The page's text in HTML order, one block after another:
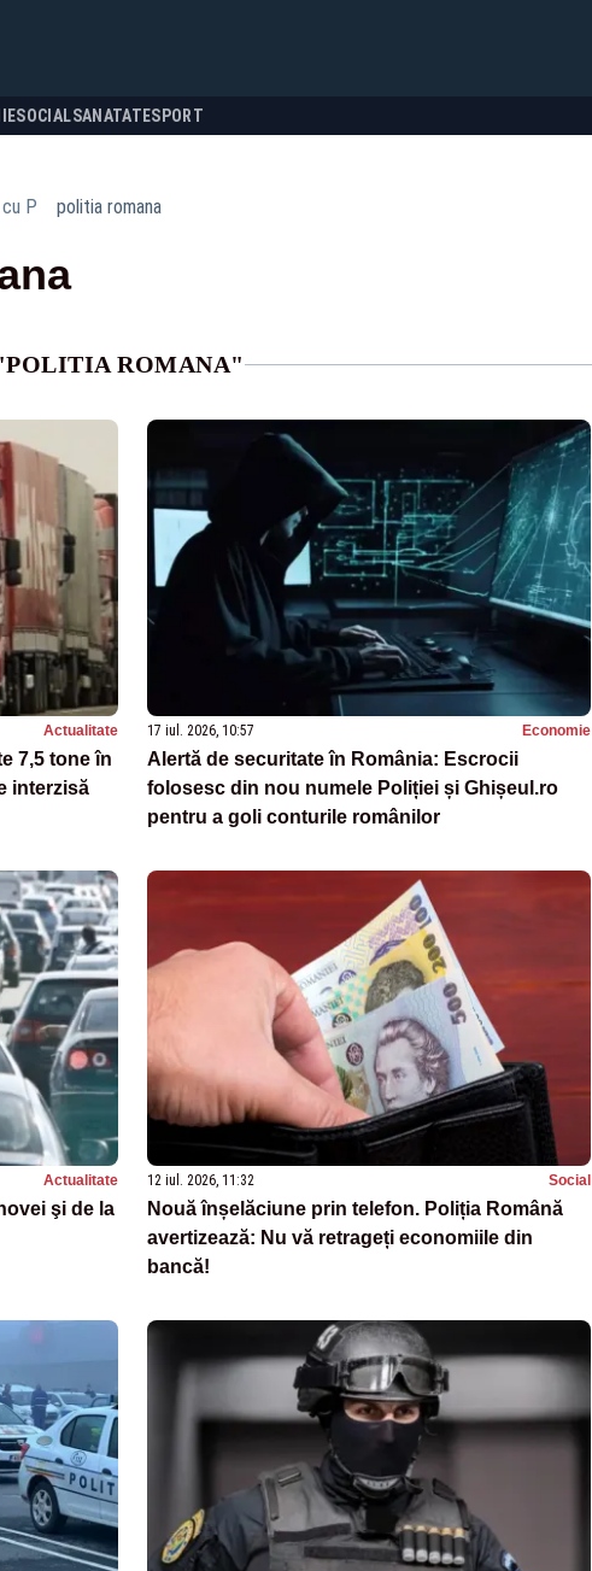
SOCIALSANATATESPORT
P politia romana
ROMANA"
Actualitate
7,5 tone în
interzisă
17 iul. 2026, 10:57 Economie
Alertă de securitate în România: Escrocii
folosesc din nou numele Poliției și Ghișeul.ro
pentru a goli conturile românilor
Actualitate
şi de la
12 iul. 2026, 11:32 Social
Nouă înșelăciune prin telefon. Poliția Română
avertizează: Nu vă retrageți economiile din
bancă!